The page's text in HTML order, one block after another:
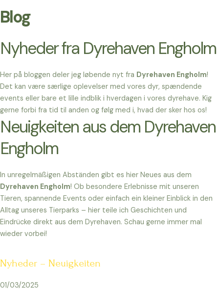
Blog
Nyheder fra Dyrehaven Engholm
Her på bloggen deler jeg løbende nyt fra Dyrehaven Engholm!
Det kan være særlige oplevelser med vores dyr, spændende
events eller bare et lille indblik i hverdagen i vores dyrehave. Kig
gerne forbi fra tid til anden og følg med i, hvad der sker hos os!
Neuigkeiten aus dem Dyrehaven
Engholm
In unregelmäßigen Abständen gibt es hier Neues aus dem
Dyrehaven Engholm! Ob besondere Erlebnisse mit unseren
Tieren, spannende Events oder einfach ein kleiner Einblick in den
Alltag unseres Tierparks – hier teile ich Geschichten und
Eindrücke direkt aus dem Dyrehaven. Schau gerne immer mal
wieder vorbei!
Nyheder – Neuigkeiten
01/03/2025